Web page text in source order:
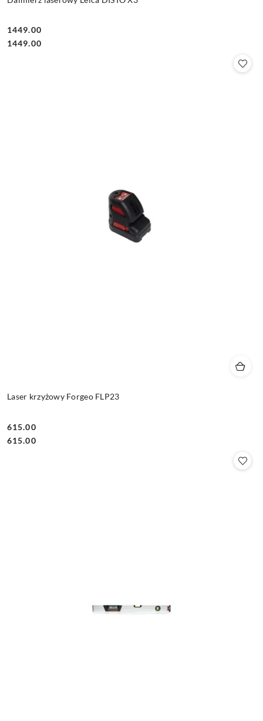
Cena:
1449.00
Cena:
1449.00
Laser krzyżowy Forgeo FLP23
Cena:
615.00
Cena:
615.00